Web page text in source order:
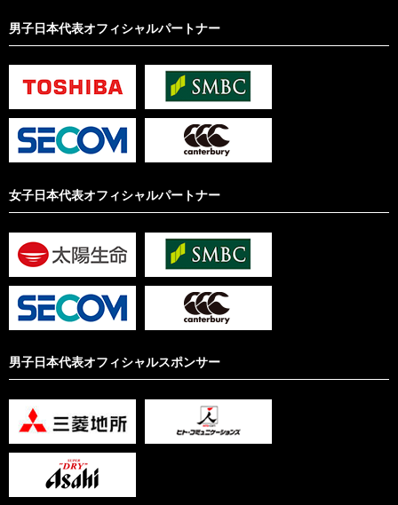
男子日本代表オフィシャルパートナー
女子日本代表オフィシャルパートナー
男子日本代表オフィシャルスポンサー